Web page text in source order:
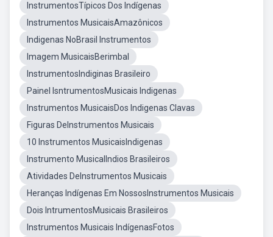
InstrumentosTípicos Dos Indígenas
Instrumentos MusicaisAmazônicos
Indigenas NoBrasil Instrumentos
Imagem MusicaisBerimbal
InstrumentosIndiginas Brasileiro
Painel IsntrumentosMusicais Indigenas
Instrumentos MusicaisDos Indigenas Clavas
Figuras DeInstrumentos Musicais
10 Instrumentos MusicaisIndigenas
Instrumento MusicalIndios Brasileiros
Atividades DeInstrumentos Musicais
Heranças Indígenas Em NossosInstrumentos Musicais
Dois IntrumentosMusicais Brasileiros
Instrumentos Musicais IndígenasFotos